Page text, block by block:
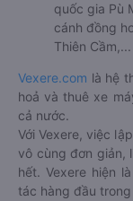
quốc gia Pù
cánh đồng
Thiên Cầm,...
Vexere.com là hệ
hoả và thuê xe
cả nước.
Với Vexere, việc
vô cùng đơn giản,
hết. Vexere hiện
tác hàng đầu